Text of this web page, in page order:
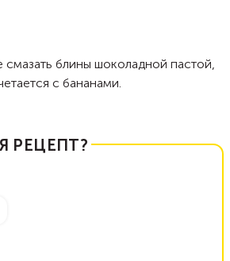
блины шоколадной пастой,
с бананами.
РЕЦЕПТ?